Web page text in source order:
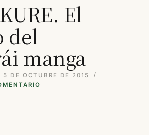
El
del
manga
5 DE OCTUBRE DE 2015